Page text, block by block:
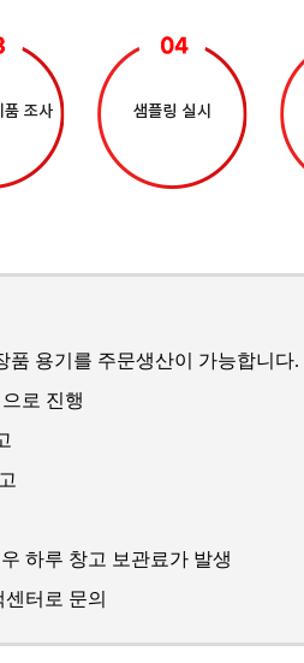
용기를 주문생산이 가능합니
로 진행
하루 창고 보관료가 발생
터로 문의